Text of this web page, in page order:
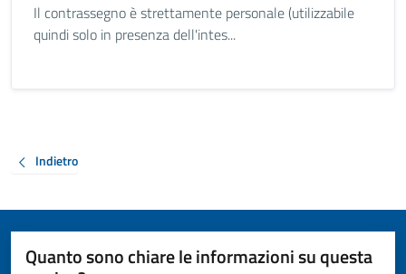
Il contrassegno è strettamente personale (utilizzabile
quindi solo in presenza dell'intes...
Indietro
Quanto sono chiare le informazioni su questa